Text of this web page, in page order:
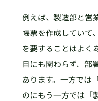
例えば、製造部と営
帳票を作成していて
を要することはよく
目にも関わらず、部
あります。一方では
のにもう一方では「